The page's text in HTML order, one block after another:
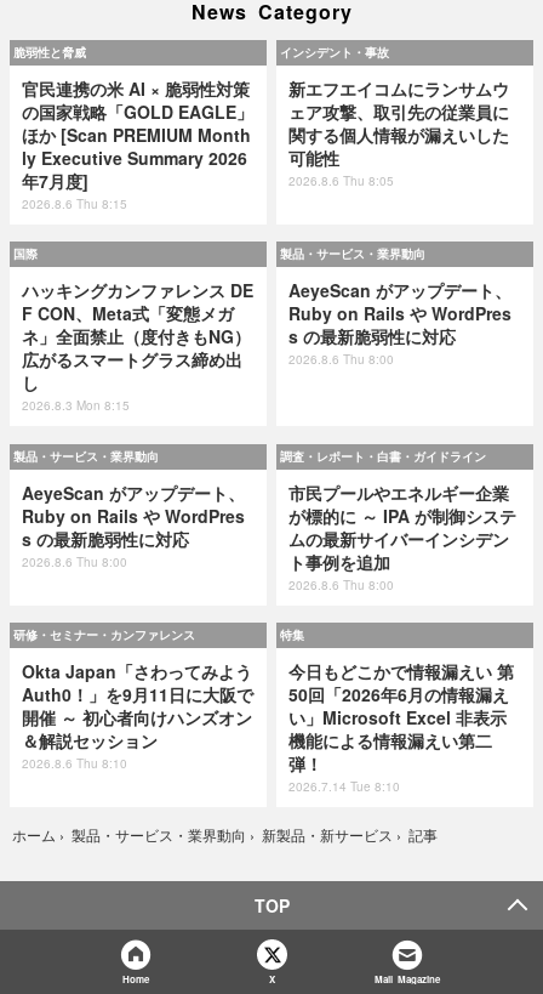
News Category
脆弱性と脅威
官民連携の米 AI × 脆弱性対策
の国家戦略「GOLD EAGLE」
ほか [Scan PREMIUM Month
ly Executive Summary 2026
年7月度]
2026.8.6 Thu 8:15
インシデント・事故
新エフエイコムにランサムウ
ェア攻撃、取引先の従業員に
関する個人情報が漏えいした
可能性
2026.8.6 Thu 8:05
国際
ハッキングカンファレンス DE
F CON、Meta式「変態メガ
ネ」全面禁止（度付きもNG）
広がるスマートグラス締め出
し
2026.8.3 Mon 8:15
製品・サービス・業界動向
AeyeScan がアップデート、
Ruby on Rails や WordPres
s の最新脆弱性に対応
2026.8.6 Thu 8:00
製品・サービス・業界動向
AeyeScan がアップデート、
Ruby on Rails や WordPres
s の最新脆弱性に対応
2026.8.6 Thu 8:00
調査・レポート・白書・ガイドライン
市民プールやエネルギー企業
が標的に ～ IPA が制御システ
ムの最新サイバーインシデン
ト事例を追加
2026.8.6 Thu 8:00
研修・セミナー・カンファレンス
Okta Japan「さわってみよう
Auth0！」を9月11日に大阪で
開催 ～ 初心者向けハンズオン
＆解説セッション
2026.8.6 Thu 8:10
特集
今日もどこかで情報漏えい 第
50回「2026年6月の情報漏え
い」Microsoft Excel 非表示
機能による情報漏えい第二
弾！
2026.7.14 Tue 8:10
ホーム › 製品・サービス・業界動向 › 新製品・新サービス › 記事
TOP
Home X Mail Magazine